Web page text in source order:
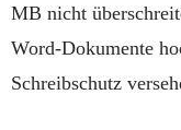
MB nicht
Word-Dokumente
Schreibschutz